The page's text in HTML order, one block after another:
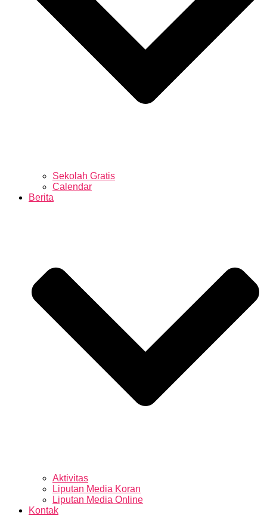
Sekolah Gratis
Calendar
Berita
Aktivitas
Liputan Media Koran
Liputan Media Online
Kontak